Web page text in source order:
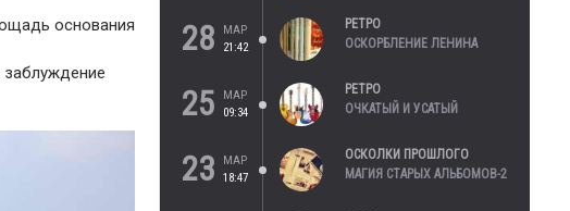
основания
заблуждение
28
МАР
21:42
РЕТРО
ОСКОРБЛЕНИЕ ЛЕНИНА
25
МАР
09:34
РЕТРО
ОЧКАТЫЙ И УСАТЫЙ
23
МАР
18:47
ОСКОЛКИ ПРОШЛОГО
МАГИЯ СТАРЫХ АЛЬБОМОВ-2